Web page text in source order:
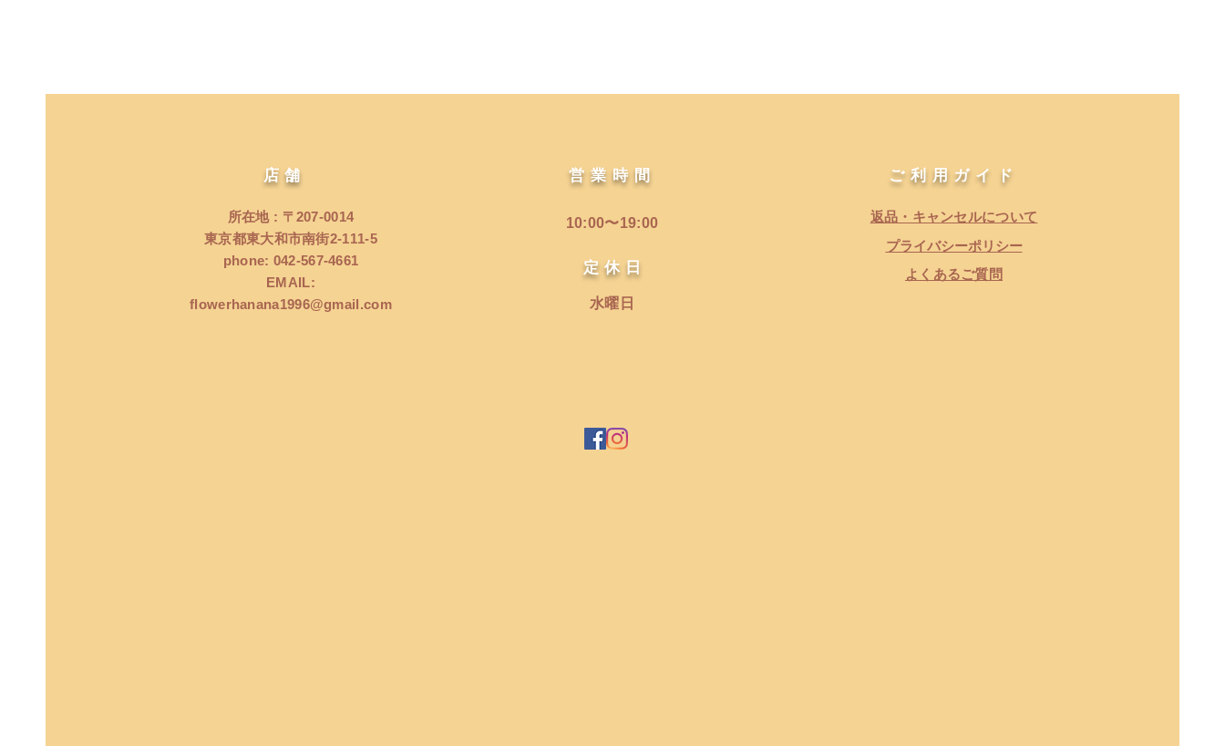
店舗
所在地 : 〒207‐0014
東京都東大和市南街2‐111‐5
phone: 042‐567‐4661
EMAIL:
flowerhanana1996@gmail.com
営業時間
10:00〜19:00
​定 休 日
水曜日
​ご利用ガイド
返品・キャンセルについて
​プライバシーポリシー
よくあるご質問